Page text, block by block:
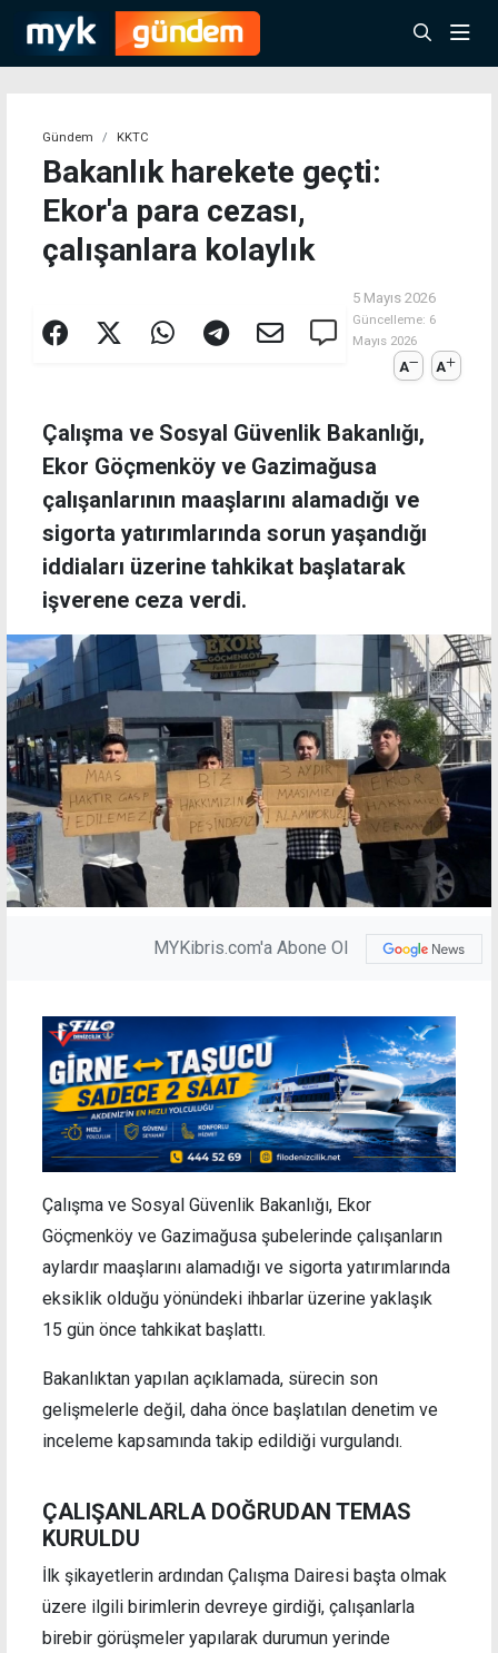
Gündem KKTC
Bakanlık harekete geçti:
Ekor'a para cezası,
çalışanlara kolaylık
5 Mayıs 2026
Güncelleme: 6
Mayıs 2026
A A
Çalışma ve Sosyal Güvenlik Bakanlığı,
Ekor Göçmenköy ve Gazimağusa
çalışanlarının maaşlarını alamadığı ve
sigorta yatırımlarında sorun yaşandığı
iddiaları üzerine tahkikat başlatarak
işverene ceza verdi.
MYKibris.com'a Abone Ol
Çalışma ve Sosyal Güvenlik Bakanlığı, Ekor
Göçmenköy ve Gazimağusa şubelerinde çalışanların
aylardır maaşlarını alamadığı ve sigorta yatırımlarında
eksiklik olduğu yönündeki ihbarlar üzerine yaklaşık
15 gün önce tahkikat başlattı.
Bakanlıktan yapılan açıklamada, sürecin son
gelişmelerle değil, daha önce başlatılan denetim ve
inceleme kapsamında takip edildiği vurgulandı.
ÇALIŞANLARLA DOĞRUDAN TEMAS
KURULDU
İlk şikayetlerin ardından Çalışma Dairesi başta olmak
üzere ilgili birimlerin devreye girdiği, çalışanlarla
birebir görüşmeler yapılarak durumun yerinde